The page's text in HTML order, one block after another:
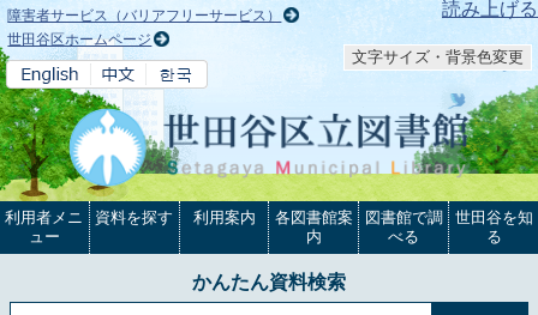
本文へ 読み上げる
障害者サービス（バリアフリーサービス）
世田谷区ホームページ
文字サイズ・背景色変更
利用者メニ
ュー
資料を探す 利用案内
各図書館案
内
図書館で調
べる
世田谷を知
る
かんたん資料検索